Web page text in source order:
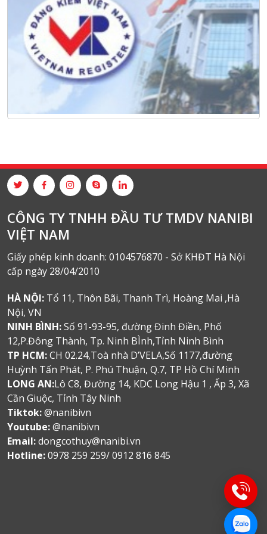
CÔNG TY TNHH ĐẦU TƯ TMDV NANIBI
VIỆT NAM
Giấy phép kinh doanh: 0104576870 - Sở KHĐT Hà Nội
cấp ngày 28/04/2010
HÀ NỘI: Tổ 11, Thôn Bãi, Thanh Trì, Hoàng Mai ,Hà
Nội, VN
NINH BÌNH:Số 91-93-95, đường Đinh Điền, Phố
12,P.Đông Thành, Tp. Ninh BÌnh,Tỉnh Ninh Bình
TP HCM:CH 02.24,Toà nhà D’VELA,Số 1177,đường
Huỳnh Tấn Phát, P. Phú Thuận, Q.7, TP Hồ Chí Minh
LONG AN:Lô C8, Đường 14, KDC Long Hậu 1 , Ấp 3, Xã
Cần Giuộc, Tỉnh Tây Ninh
Tiktok:@nanibivn
Youtube:@nanibivn
Email:dongcothuy@nanibi.vn
Hotline:0978 259 259/ 0912 816 845